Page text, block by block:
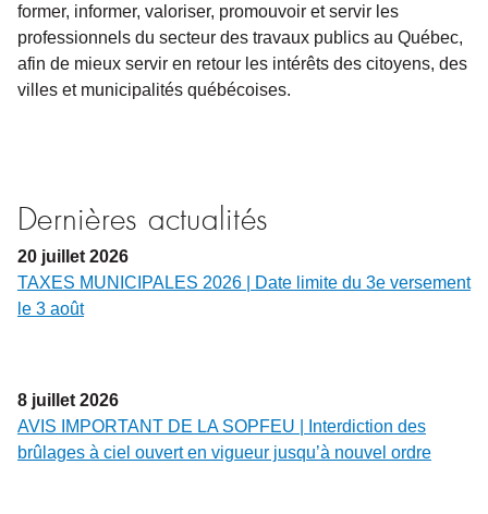
former, informer, valoriser, promouvoir et servir les
professionnels du secteur des travaux publics au Québec,
afin de mieux servir en retour les intérêts des citoyens, des
villes et municipalités québécoises.
Dernières actualités
20 juillet 2026
TAXES MUNICIPALES 2026 | Date limite du 3e versement
le 3 août
8 juillet 2026
AVIS IMPORTANT DE LA SOPFEU | Interdiction des
brûlages à ciel ouvert en vigueur jusqu’à nouvel ordre